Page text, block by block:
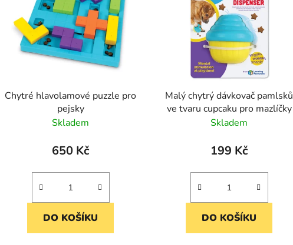
Chytré hlavolamové puzzle pro
pejsky
Skladem
650 Kč
DO KOŠÍKU
Malý chytrý dávkovač pamlsků
ve tvaru cupcaku pro mazlíčky
Skladem
199 Kč
DO KOŠÍKU